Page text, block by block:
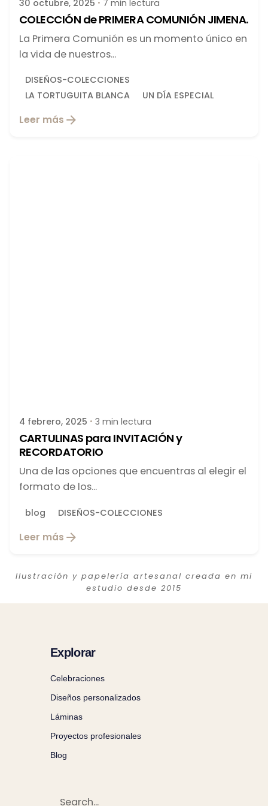
30 octubre, 2025 7 min lectura
COLECCIÓN de PRIMERA COMUNIÓN JIMENA.
La Primera Comunión es un momento único en
la vida de nuestros...
DISEÑOS-COLECCIONES
LA TORTUGUITA BLANCA
UN DÍA ESPECIAL
Leer más
4 febrero, 2025 3 min lectura
CARTULINAS para INVITACIÓN y
RECORDATORIO
Una de las opciones que encuentras al elegir el
formato de los...
blog DISEÑOS-COLECCIONES
Leer más
Ilustración y papelería artesanal creada en mi
estudio desde 2015
Explorar
Celebraciones
Diseños personalizados
Láminas
Proyectos profesionales
Blog